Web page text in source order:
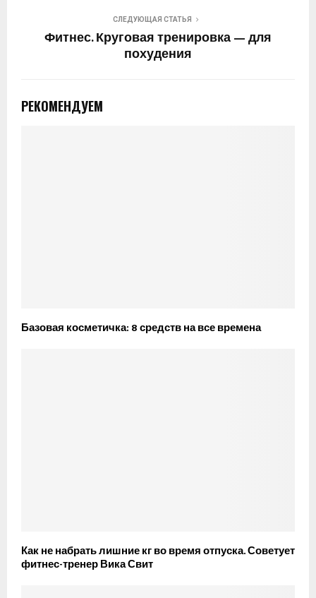
СЛЕДУЮЩАЯ СТАТЬЯ
Фитнес. Круговая тренировка — для
похудения
РЕКОМЕНДУЕМ
Базовая косметичка: 8 средств на все времена
Как не набрать лишние кг во время отпуска. Советует
фитнес-тренер Вика Свит